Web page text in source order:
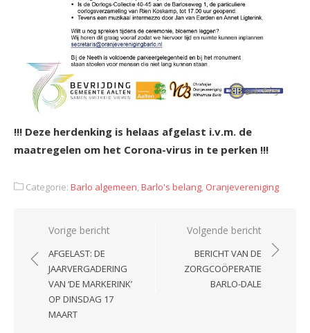
!!! Deze herdenking is helaas afgelast i.v.m. de
maatregelen om het Corona-virus in te perken !!!
Categorie: Barlo algemeen,Barlo's belang, Oranjevereniging
Bericht
navigatie
Vorige bericht
AFGELAST: DE
JAARVERGADERING
VAN ‘DE MARKERINK’
OP DINSDAG 17
MAART
Volgende bericht
BERICHT VAN DE
ZORGCOÖPERATIE
BARLO-DALE